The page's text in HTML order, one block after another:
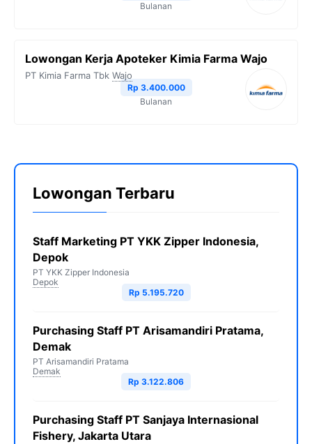
Bulanan
Lowongan Kerja Apoteker Kimia Farma Wajo
PT Kimia Farma Tbk Wajo
Rp 3.400.000
Bulanan
Lowongan Terbaru
Staff Marketing PT YKK Zipper Indonesia,
Depok
PT YKK Zipper Indonesia
Depok
Rp 5.195.720
Purchasing Staff PT Arisamandiri Pratama,
Demak
PT Arisamandiri Pratama
Demak
Rp 3.122.806
Purchasing Staff PT Sanjaya Internasional
Fishery, Jakarta Utara